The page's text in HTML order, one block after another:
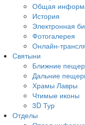
Общая
История
Электронная
Фотогалерея
Онлайн-
Святыни
Ближние
Дальние
Храмы Лавры
Чтимые иконы
3D Тур
Отделы